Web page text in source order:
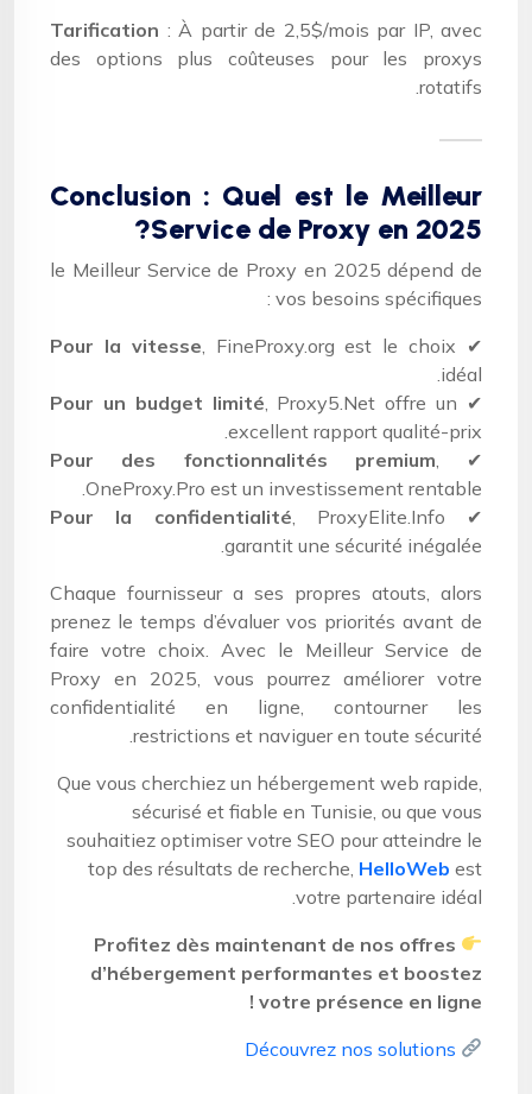
Tarification : À partir de 2,5$/mois par IP, avec
des options plus coûteuses pour les proxys
rotatifs.
Conclusion : Quel est le Meilleur
Service de Proxy en 2025?
le Meilleur Service de Proxy en 2025 dépend de
vos besoins spécifiques :
✔
Pour la vitesse , FineProxy.org est le choix
idéal.
✔
Pour un budget limité , Proxy5.Net offre un
excellent rapport qualité-prix.
✔
Pour des fonctionnalités premium
OneProxy.Pro est un investissement rentable.
✔
Pour la confidentialité , ProxyElite.Info
garantit une sécurité inégalée.
Chaque fournisseur a ses propres atouts, alors
prenez le temps d’évaluer vos priorités avant de
faire votre choix. Avec le Meilleur Service de
Proxy en 2025, vous pourrez améliorer votre
confidentialité en ligne, contourner les
restrictions et naviguer en toute sécurité.
Que vous cherchiez un hébergement web rapide,
sécurisé et fiable en Tunisie, ou que vous
souhaitiez optimiser votre SEO pour atteindre le
top des résultats de recherche, HelloWeb est
votre partenaire idéal.
Profitez dès maintenant de nos offres
d’hébergement performantes et boostez
votre présence en ligne !
Découvrez nos solutions